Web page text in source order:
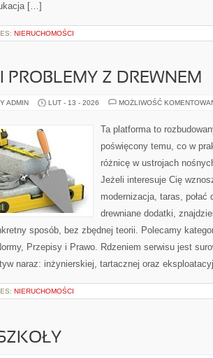
[…]
NIERUCHOMOŚCI
PROBLEMY Z DREWNEM
ADMIN LUT - 13 - 2026 MOŻLIWOŚĆ
Ta platforma to
poświęcony temu, co w
różnicę w ustrojach
Jeżeli interesuje Cię
modernizacja, taras, połać
drewniane dodatki,
sposób, bez zbędnej teorii. Polecamy
Przepisy i Prawo. Rdzeniem serwisu jest
naraz: inżynierskiej, tartacznej oraz
NIERUCHOMOŚCI